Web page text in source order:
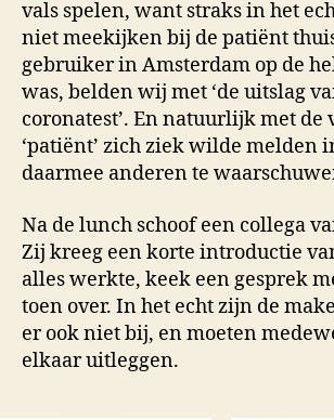
vals spelen, want straks in het
niet meekijken bij de patiënt
gebruiker in Amsterdam op de
was, belden wij met ‘de uitslag
coronatest’. En natuurlijk met de
‘patiënt’ zich ziek wilde melden
daarmee anderen te
Na de lunch schoof een collega
Zij kreeg een korte introductie
alles werkte, keek een gesprek
toen over. In het echt zijn de
er ook niet bij, en moeten
elkaar uitleggen.